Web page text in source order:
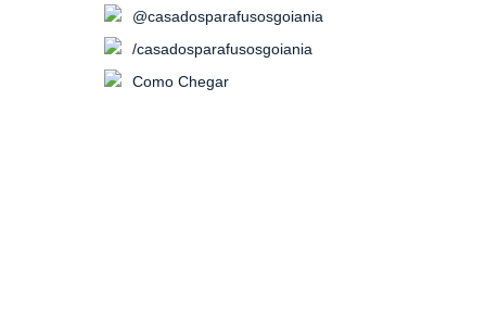
@casadosparafusosgoiania
/casadosparafusosgoiania
Como Chegar